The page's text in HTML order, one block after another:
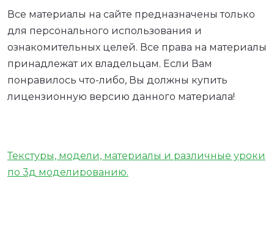
Все материалы на сайте предназначены только
для персонального использования и
ознакомительных целей. Все права на материалы
принадлежат их владельцам. Если Вам
понравилось что-либо, Вы должны купить
лицензионную версию данного материала!
Текстуры, модели, материалы и различные уроки
по 3д моделированию.